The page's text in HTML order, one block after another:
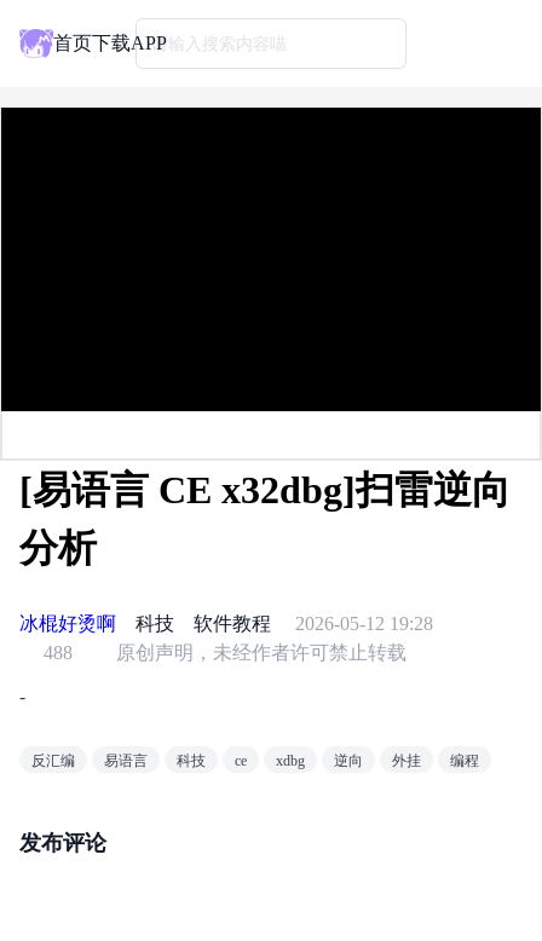
首页下载APP请输入搜索内容喵
[易语言 CE x32dbg]扫雷逆向
分析
冰棍好烫啊 科技 软件教程
2026-05-12 19:28
488
原创声明，未经作者许可禁止转载
-
反汇编 易语言 科技 ce xdbg 逆向 外挂 编程
发布评论